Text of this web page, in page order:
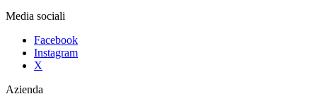
Media sociali
Facebook
Instagram
X
Azienda